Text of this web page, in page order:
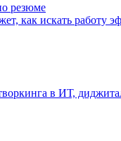
резюме
как искать работу
в ИТ,